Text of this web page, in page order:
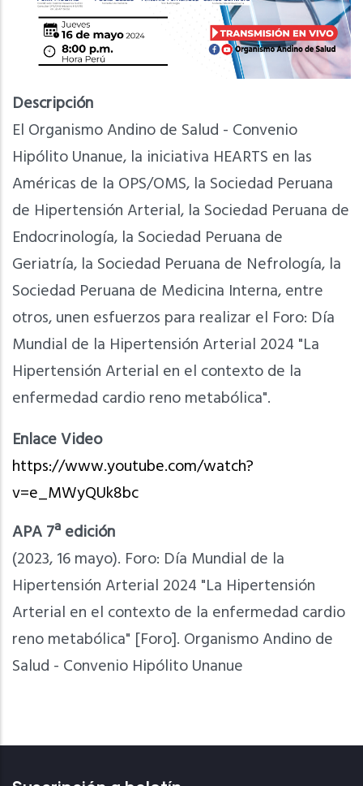
Descripción
El Organismo Andino de Salud - Convenio
Hipólito Unanue, la iniciativa HEARTS en las
Américas de la OPS/OMS, la Sociedad Peruana
de Hipertensión Arterial, la Sociedad Peruana de
Endocrinología, la Sociedad Peruana de
Geriatría, la Sociedad Peruana de Nefrología, la
Sociedad Peruana de Medicina Interna, entre
otros, unen esfuerzos para realizar el Foro: Día
Mundial de la Hipertensión Arterial 2024 "La
Hipertensión Arterial en el contexto de la
enfermedad cardio reno metabólica".
Enlace Video
https://www.youtube.com/watch?
v=e_MWyQUk8bc
APA 7ª edición
(2023, 16 mayo). Foro: Día Mundial de la
Hipertensión Arterial 2024 "La Hipertensión
Arterial en el contexto de la enfermedad cardio
reno metabólica" [Foro]. Organismo Andino de
Salud - Convenio Hipólito Unanue